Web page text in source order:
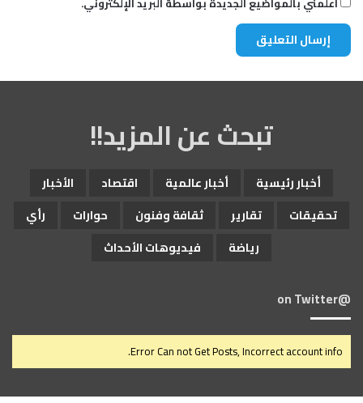
تبحث عن المزيد!!
أخبار رئيسية أخبار عالمية اقتصاد
الأخبار
تحقيقات
تقارير ثقافة وفنون حوارات
رأي
رياضة
فيديوهات الأحداث
@on Twitter
Error Can not Get Posts, Incorrect account info.